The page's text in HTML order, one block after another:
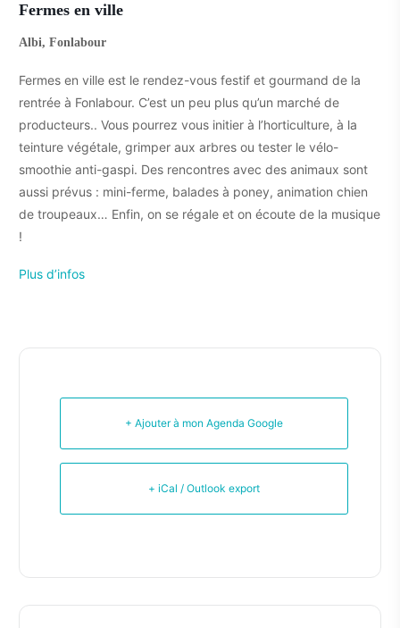
Fermes en ville
Albi, Fonlabour
Fermes en ville est le rendez-vous festif et gourmand de la
rentrée à Fonlabour. C’est un peu plus qu’un marché de
producteurs.. Vous pourrez vous initier à l’horticulture, à la
teinture végétale, grimper aux arbres ou tester le vélo-
smoothie anti-gaspi. Des rencontres avec des animaux sont
aussi prévus : mini-ferme, balades à poney, animation chien
de troupeaux… Enfin, on se régale et on écoute de la musique
!
Plus d’infos
+ Ajouter à mon Agenda Google
+ iCal / Outlook export